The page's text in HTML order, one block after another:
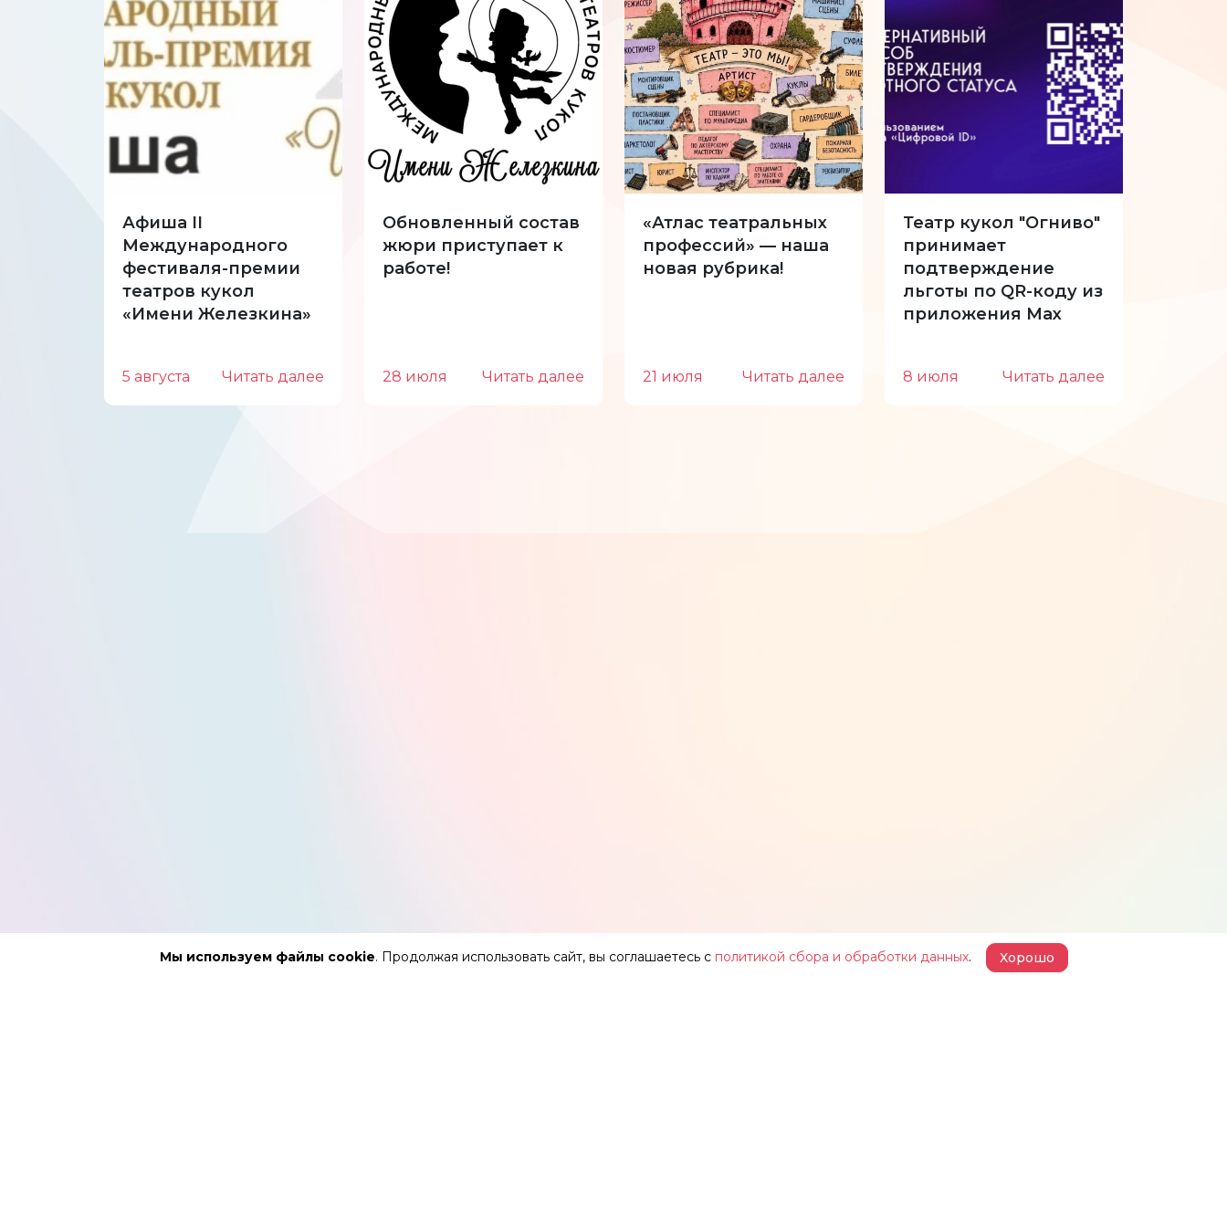
Афиша II
Международного
фестиваля-премии
театров кукол
«Имени Железкина»
5 августа Читать далее
Обновленный состав
жюри приступает к
работе!
28 июля Читать далее
«Атлас театральных
профессий» — наша
новая рубрика!
21 июля Читать далее
Театр кукол "Огниво"
принимает
подтверждение
льготы по QR-коду из
приложения Max
8 июля Читать далее
Мы используем файлы cookie. Продолжая использовать сайт, вы соглашаетесь с политикой сбора и обработки данных. Хорошо